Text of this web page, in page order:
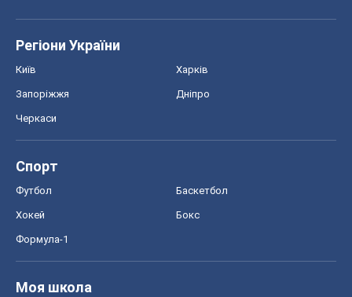
Регіони України
Київ Харків
Запоріжжя Дніпро
Черкаси
Спорт
Футбол Баскетбол
Хокей Бокс
Формула-1
Моя школа